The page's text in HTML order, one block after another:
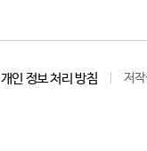
개인 정보 처리 방침 저